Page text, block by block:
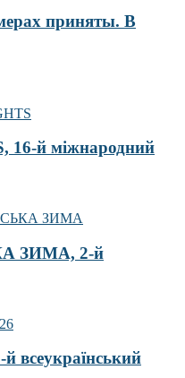
приняты. В
16-й міжнародний
ЗИМА, 2-й